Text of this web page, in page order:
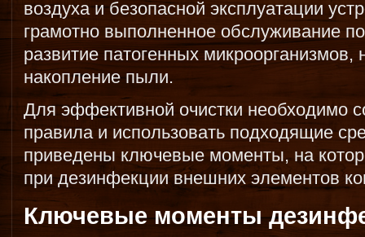
воздуха и безопасной эксплуатации
грамотно выполненное обслуживание
развитие патогенных микроорганизмов,
накопление пыли.
Для эффективной очистки необходимо
правила и использовать подходящие
приведены ключевые моменты, на
при дезинфекции внешних элементов
Ключевые моменты